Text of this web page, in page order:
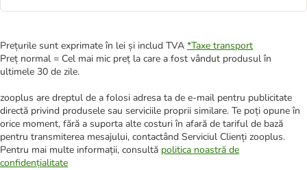
Prețurile sunt exprimate în lei și includ TVA *Taxe transport
Preț normal = Cel mai mic preț la care a fost vândut produsul în
ultimele 30 de zile.
zooplus are dreptul de a folosi adresa ta de e-mail pentru publicitate
directă privind produsele sau serviciile proprii similare. Te poți opune în
orice moment, fără a suporta alte costuri în afară de tariful de bază
pentru transmiterea mesajului, contactând Serviciul Clienți zooplus.
Pentru mai multe informații, consultă politica noastră de
confidențialitate